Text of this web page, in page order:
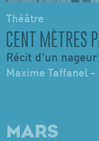
Théâtre
CENT MÈTRES
Récit d'un nageur
Maxime Taffanel -
MARS